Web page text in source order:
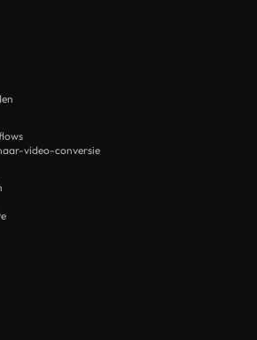
video-conversie